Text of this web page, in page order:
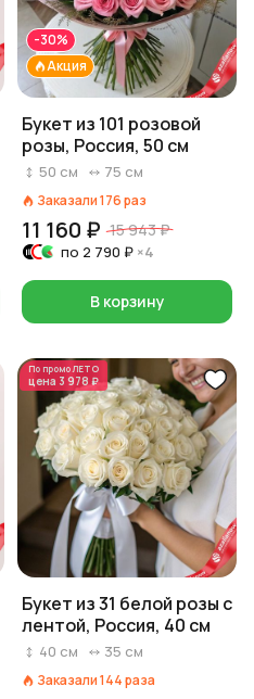
Акция
-30%
Букет из 101 розовой
розы, Россия, 50 см
50 см 75 см
Заказали176раз
11 160 ₽ 15 943 ₽
по 2 790 ₽ ×4
В корзину
По промоЛЕТО
цена 3 978 ₽
Букет из 31 белой розы с
лентой, Россия, 40 см
40 см 35 см
Заказали144раза